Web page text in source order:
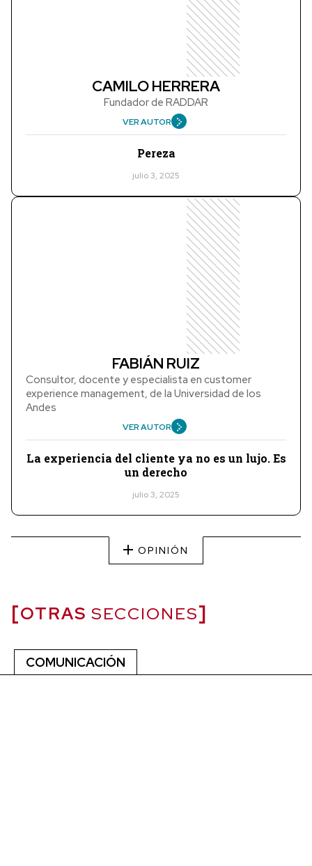
CAMILO HERRERA
Fundador de RADDAR
VER AUTOR
Pereza
julio 3, 2025
FABIÁN RUIZ
Consultor, docente y especialista en customer
experience management, de la Universidad de los
Andes
VER AUTOR
La experiencia del cliente ya no es un lujo. Es
un derecho
julio 3, 2025
OPINIÓN
OTRAS SECCIONES
COMUNICACIÓN